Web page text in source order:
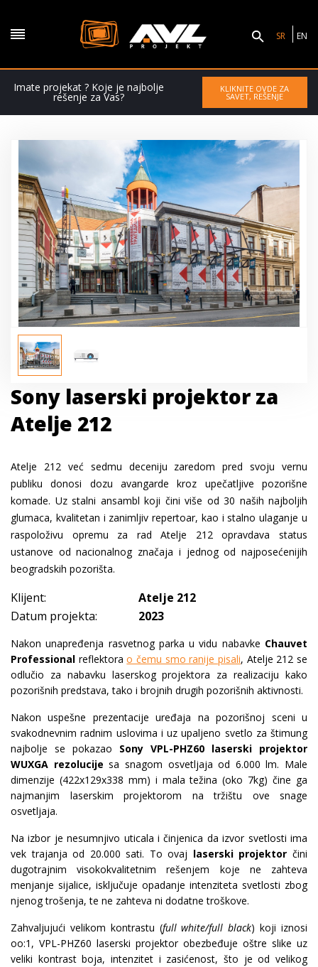
SR EN
Imate projekat ? Koje je najbolje
rešenje za Vas?
KLIKNITE OVDE ZA
SAVET, REŠENJE
Sony laserski projektor za
Atelje 212
Atelje 212 već sedmu deceniju zaredom pred svoju vernu
publiku donosi dozu avangarde kroz upečatljive pozorišne
komade. Uz stalni ansambl koji čini više od 30 naših najboljih
glumaca, kvalitetan i zanimljiv repertoar, kao i stalno ulaganje u
raspoloživu opremu za rad Atelje 212 opravdava status
ustanove od nacionalnog značaja i jednog od najposećenijih
beogradskih pozorišta.
Klijent:
Atelje 212
Datum projekta:
2023
Nakon unapređenja rasvetnog parka u vidu nabavke Chauvet
Professional reflektorao čemu smo ranije pisali, Atelje 212 se
odlučio za nabavku laserskog projektora za realizaciju kako
pozorišnih predstava, tako i brojnih drugih pozorišnih aktivnosti.
Nakon uspešne prezentacije uređaja na pozorišnoj sceni u
svakodnevnim radnim uslovima i uz upaljeno svetlo za štimung
najbolje se pokazao Sony VPL-PHZ60 laserski projektor
WUXGA rezolucije sa snagom osvetljaja od 6.000 lm. Male
dimenzije (422x129x338 mm) i mala težina (oko 7kg) čine ga
najmanjim laserskim projektorom na tržištu ove snage
osvetljaja.
Na izbor je nesumnjivo uticala i činjenica da izvor svetlosti ima
vek trajanja od 20.000 sati. To ovaj laserski projektor čini
dugotrajnim visokokvalitetnim rešenjem koje ne zahteva
menjanje sijalice, isključuje opadanje intenziteta svetlosti zbog
njenog trošenja, te ne zahteva ni dodatne troškove.
Zahvaljujući velikom kontrastu (full white/full black) koji iznosi
oo:1, VPL-PHZ60 laserski projektor obezbeđuje oštre slike uz
veliki kontrast boja, intenzitet i zasićenost, što je od velikog